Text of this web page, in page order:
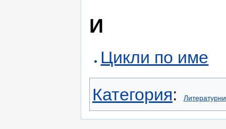
И
Цикли по име
Категория: